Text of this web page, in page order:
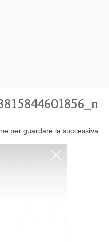
per guardare la successiva.